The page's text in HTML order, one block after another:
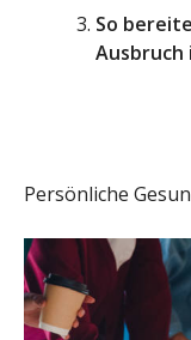
So
Ausbruch
Persönliche